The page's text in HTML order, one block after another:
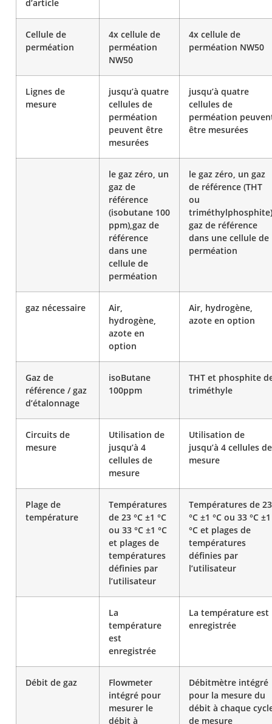
d’article
Cellule de
perméation
4x cellule de
perméation
NW50
4x cellule de
perméation NW50
Lignes de
mesure
jusqu’à quatre
cellules de
perméation
peuvent être
mesurées
jusqu’à quatre
cellules de
perméation
être mesurées
le gaz zéro, un
gaz de
référence
(isobutane 100
ppm),gaz de
référence
dans une
cellule de
perméation
le gaz zéro, un gaz
de référence (THT
ou
gaz de référence
dans une cellule de
perméation
gaz nécessaire
Air,
hydrogène,
azote en
option
Air, hydrogène,
azote en option
Gaz de
référence / gaz
d’étalonnage
isoButane
100ppm
THT et phosphite
triméthyle
Circuits de
mesure
Utilisation de
jusqu’à 4
cellules de
mesure
Utilisation de
jusqu’à 4 cellules de
mesure
Plage de
température
Températures
de 23 °C ±1 °C
ou 33 °C ±1 °C
et plages de
températures
définies par
l’utilisateur
Températures de 23
°C ±1 °C ou 33 °C ±1
°C et plages de
températures
définies par
l’utilisateur
La
température
est
enregistrée
La température est
enregistrée
Débit de gaz
Flowmeter
intégré pour
mesurer le
débit à
Débitmètre intégré
pour la mesure du
débit à chaque
de mesure